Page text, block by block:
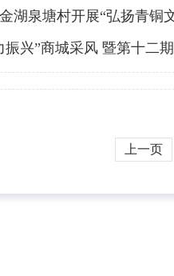
湖泉塘村开展“弘扬青铜
振兴”商城采风 暨第十二
上一页